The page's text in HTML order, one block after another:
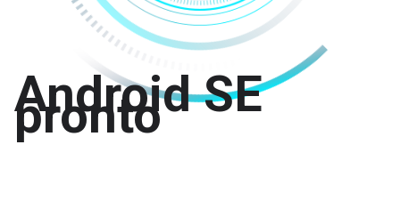
Android SE
pronto